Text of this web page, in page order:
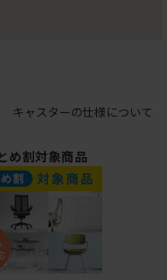
キャスターの仕様について
め割対象商品